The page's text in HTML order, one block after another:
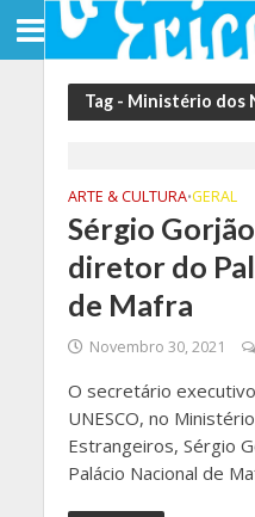
Tag - Ministério dos
ARTE & CULTURA•GERAL
Sérgio
diretor do
de Mafra
Novembro 30, 2021
O secretário
UNESCO, no
Estrangeiros, Sérgio
Palácio Nacional de